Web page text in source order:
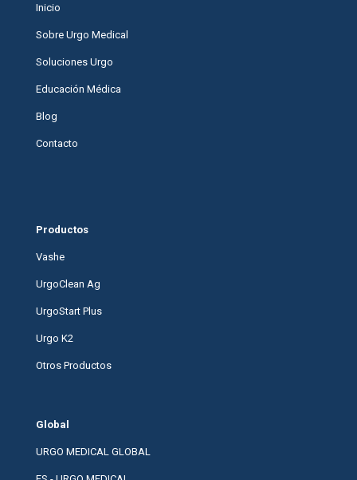
Inicio
Sobre Urgo Medical
Soluciones Urgo
Educación Médica
Blog
Contacto
Productos
Vashe
UrgoClean Ag
UrgoStart Plus
Urgo K2
Otros Productos
Global
URGO MEDICAL GLOBAL